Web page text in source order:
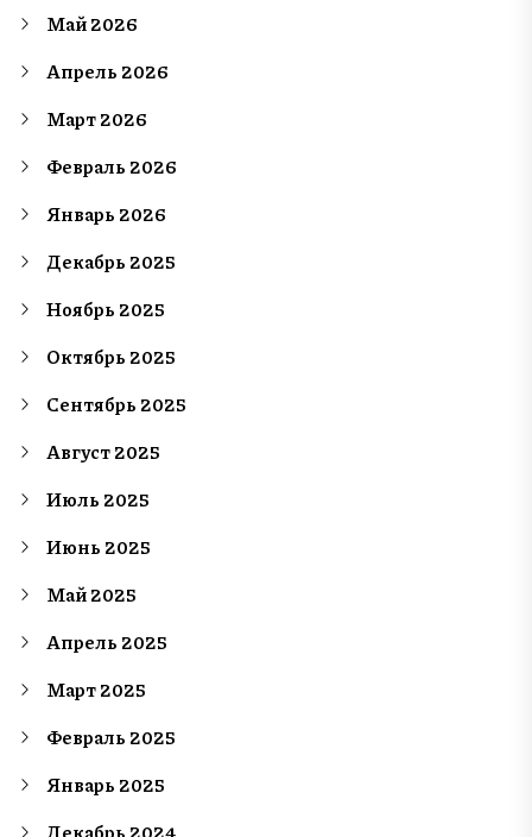
Май 2026
Апрель 2026
Март 2026
Февраль 2026
Январь 2026
Декабрь 2025
Ноябрь 2025
Октябрь 2025
Сентябрь 2025
Август 2025
Июль 2025
Июнь 2025
Май 2025
Апрель 2025
Март 2025
Февраль 2025
Январь 2025